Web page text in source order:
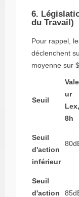
6.
du Travail)
Pour rappel,
déclenchent
moyenne sur
Seuil
Vale
ur
Lex,
8h​
Seuil
d'action
inférieur
Seuil
d'action